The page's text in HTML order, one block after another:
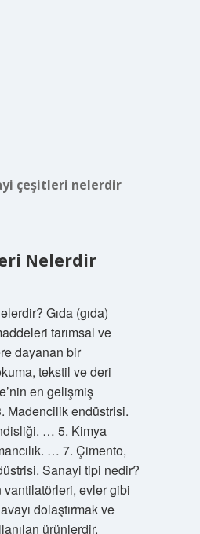
çeşitleri nelerdir
Nelerdir
Gıda (gıda)
tarımsal ve
dayanan bir
tekstil ve deri
en gelişmiş
Madencilik endüstrisi.
… 5. Kimya
… 7. Çimento,
Sanayi tipi nedir?
evler gibi
dolaştırmak ve
ürünlerdir.